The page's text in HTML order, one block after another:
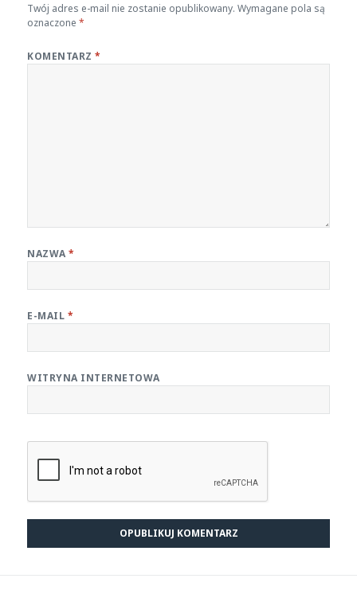
Twój adres e-mail nie zostanie opublikowany. Wymagane pola są
oznaczone*
KOMENTARZ*
NAZWA*
E-MAIL *
WITRYNA INTERNETOWA